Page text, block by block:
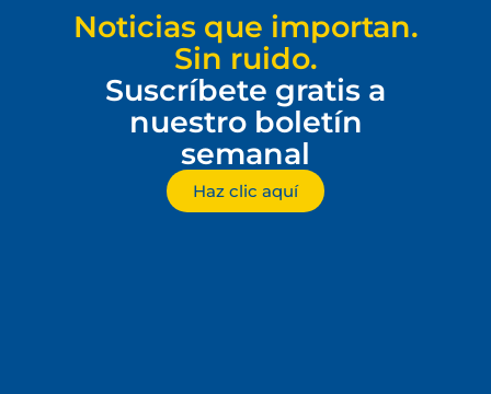
Noticias que importan.
Sin ruido.
Suscríbete gratis a
nuestro boletín
semanal
Haz clic aquí